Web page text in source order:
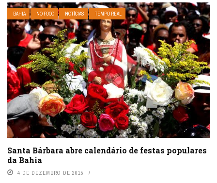
BAHIA NO FOCO NOTÍCIAS TEMPO REAL
Santa Bárbara abre calendário de festas populares
da Bahia
4 DE DEZEMBRO DE 2015